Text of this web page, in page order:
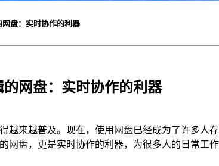
盘：实时协作的利器
网盘：实时协作的利器
越来越普及。现在，使用网盘已经成为了许多人
网盘，更是实时协作的利器，为很多人的日常工